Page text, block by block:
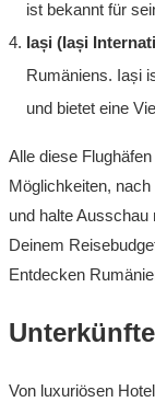
ist bekannt für
Iași (Iași
Rumäniens. Iași
und bietet eine
Alle diese
Möglichkeiten,
und halte
Deinem
Entdecken
Von luxuriösen